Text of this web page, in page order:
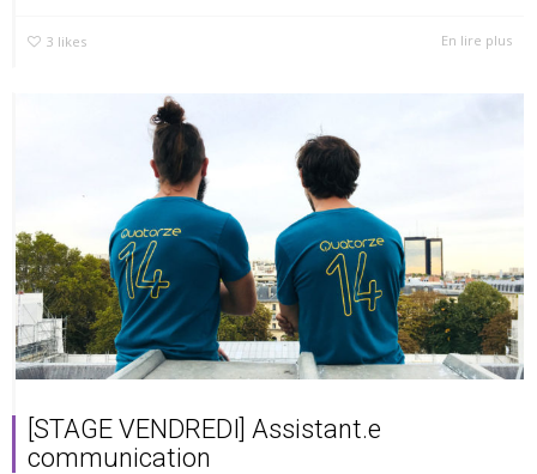
3 likes En lire plus
[STAGE VENDREDI] Assistant.e
communication